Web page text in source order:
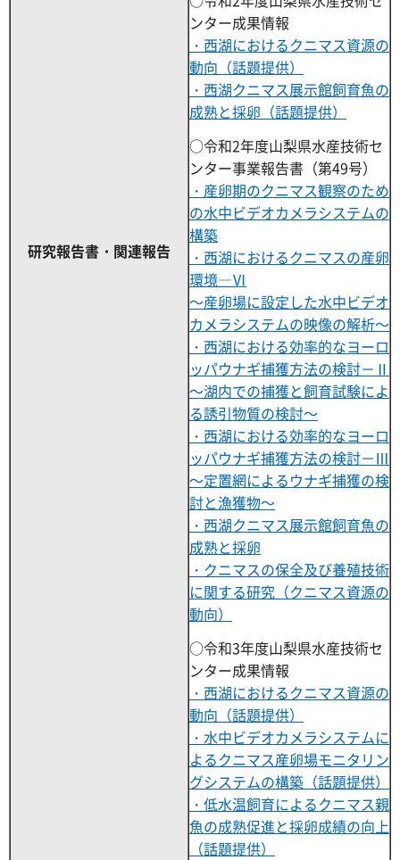
研究報告書・関連報告
ンター成果情報
・西湖におけるクニマス資源の
動向（話題提供）
・西湖クニマス展示館飼育魚の
成熟と採卵（話題提供）
○令和2年度山梨県水産技術セ
ンター事業報告書（第49号）
・産卵期のクニマス観察のため
の水中ビデオカメラシステムの
構築
・西湖におけるクニマスの産卵
環境―Ⅵ
～産卵場に設定した水中ビデオ
カメラシステムの映像の解析～
・西湖における効率的なヨーロ
ッパウナギ捕獲方法の検討－Ⅱ
～湖内での捕獲と飼育試験によ
る誘引物質の検討～
・西湖における効率的なヨーロ
ッパウナギ捕獲方法の検討－Ⅲ
～定置網によるウナギ捕獲の検
討と漁獲物～
・西湖クニマス展示館飼育魚の
成熟と採卵
・クニマスの保全及び養殖技術
に関する研究（クニマス資源の
動向）
○令和3年度山梨県水産技術セ
ンター成果情報
・西湖におけるクニマス資源の
動向（話題提供）
・水中ビデオカメラシステムに
よるクニマス産卵場モニタリン
グシステムの構築（話題提供）
・低水温飼育によるクニマス親
魚の成熟促進と採卵成績の向上
（話題提供）